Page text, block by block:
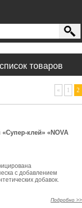
товаров
« 1 2
клей» «NOVA
с добавлением
добавок.
Подробно >>